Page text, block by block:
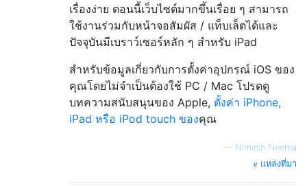
เรื่องง่าย ตอนนี้เว็บไซต์มากขึ้นเรื่อย ๆ สามารถ
ใช้งานร่วมกับหน้าจอสัมผัส / แท็บเล็ตได้และ
ปัจจุบันมีเบราว์เซอร์หลัก ๆ สำหรับ iPad
สำหรับข้อมูลเกี่ยวกับการตั้งค่าอุปกรณ์ iOS ของ
คุณโดยไม่จำเป็นต้องใช้ PC / Mac โปรดดู
บทความสนับสนุนของ Apple, ตั้งค่า iPhone,
iPad หรือ iPod touch ของคุณ
— Nimesh Neema
แหล่งที่มา